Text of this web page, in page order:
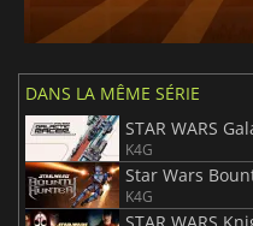
DANS LA MÊME SÉRIE
STAR WARS
K4G
Star Wars
K4G